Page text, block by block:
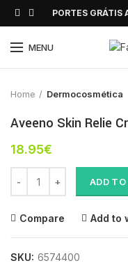
PORTES GRÁTIS
MENUClick to enlarge
Home Dermocosmética
Aveeno Skin Relie
18.95€
ADD
Compare Add to
SKU: 6574400